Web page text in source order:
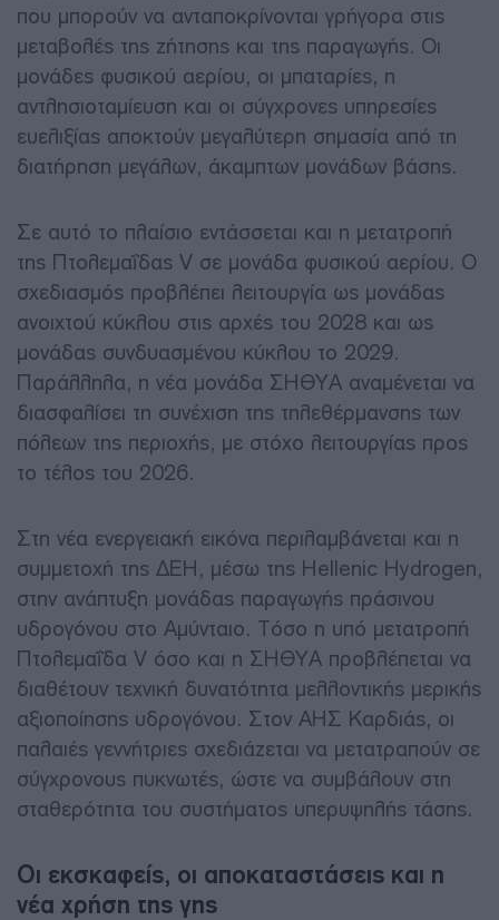
που μπορούν να ανταποκρίνονται γρήγορα στις
μεταβολές της ζήτησης και της παραγωγής. Οι
μονάδες φυσικού αερίου, οι μπαταρίες, η
αντλησιοταμίευση και οι σύγχρονες υπηρεσίες
ευελιξίας αποκτούν μεγαλύτερη σημασία από τη
διατήρηση μεγάλων, άκαμπτων μονάδων βάσης.
Σε αυτό το πλαίσιο εντάσσεται και η μετατροπή
της Πτολεμαΐδας V σε μονάδα φυσικού αερίου. Ο
σχεδιασμός προβλέπει λειτουργία ως μονάδας
ανοιχτού κύκλου στις αρχές του 2028 και ως
μονάδας συνδυασμένου κύκλου το 2029.
Παράλληλα, η νέα μονάδα ΣΗΘΥΑ αναμένεται να
διασφαλίσει τη συνέχιση της τηλεθέρμανσης των
πόλεων της περιοχής, με στόχο λειτουργίας προς
το τέλος του 2026.
Στη νέα ενεργειακή εικόνα περιλαμβάνεται και η
συμμετοχή της ΔΕΗ, μέσω της Hellenic Hydrogen,
στην ανάπτυξη μονάδας παραγωγής πράσινου
υδρογόνου στο Αμύνταιο. Τόσο η υπό μετατροπή
Πτολεμαΐδα V όσο και η ΣΗΘΥΑ προβλέπεται να
διαθέτουν τεχνική δυνατότητα μελλοντικής μερικής
αξιοποίησης υδρογόνου. Στον ΑΗΣ Καρδιάς, οι
παλαιές γεννήτριες σχεδιάζεται να μετατραπούν σε
σύγχρονους πυκνωτές, ώστε να συμβάλουν στη
σταθερότητα του συστήματος υπερυψηλής τάσης.
Οι εκσκαφείς, οι αποκαταστάσεις και η
νέα χρήση της γης